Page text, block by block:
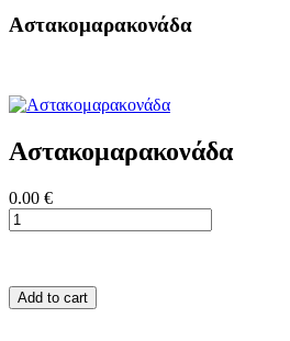
Αστακομαρακονάδα
Αστακομαρακονάδα
0.00 €
Add to cart